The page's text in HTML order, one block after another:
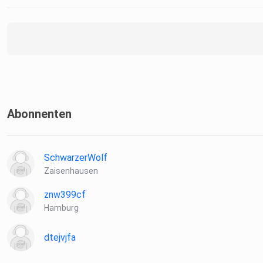
Abonnenten
SchwarzerWolf
Zaisenhausen
znw399cf
Hamburg
dtejvjfa